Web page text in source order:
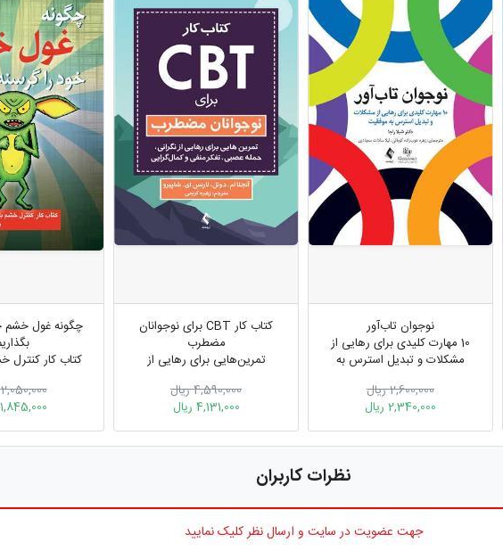
نوجوان تاب‌آور
10 مهارت کلیدی برای رهایی از
مشکلات و تبدیل استرس به
2,600,000 ریال
2,340,000 ریال
کتاب کار CBT برای نوجوانان
مضطرب
تمرین‌هایی برای رهایی از
و کمال‌گرایی
4,590,000 ریال
4,131,000 ریال
چگونه غول خشم
کتاب کار کنترل
2,050,000 ریال
1,845,000 ریال
نظرات کاربران
جهت عضویت در سایت و ارسال نظر کلیک نمایید